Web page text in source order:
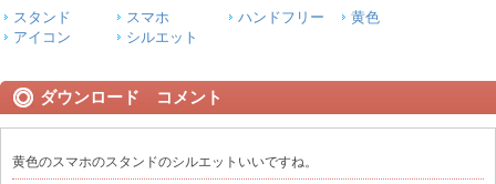
スタンド スマホ ハンドフリー
黄色
アイコン
シルエット
ダウンロード コメント
黄色のスマホのスタンドのシルエットいいですね。